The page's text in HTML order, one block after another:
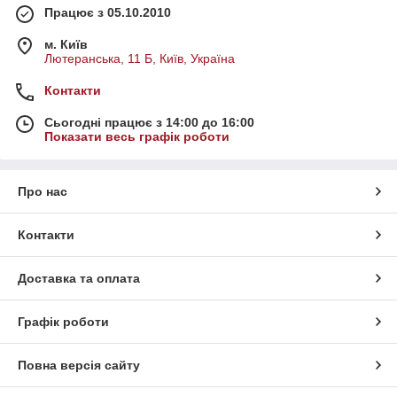
Працює з 05.10.2010
м. Київ
Лютеранська, 11 Б, Київ, Україна
Контакти
Сьогодні працює з 14:00 до 16:00
Показати весь графік роботи
Про нас
Контакти
Доставка та оплата
Графік роботи
Повна версія сайту